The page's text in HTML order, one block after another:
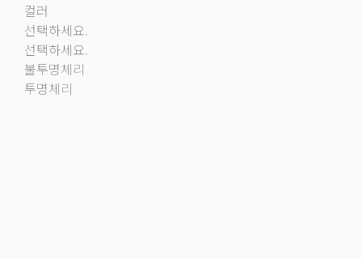
컬러
선택하세요.
선택하세요.
불투명체리
투명체리